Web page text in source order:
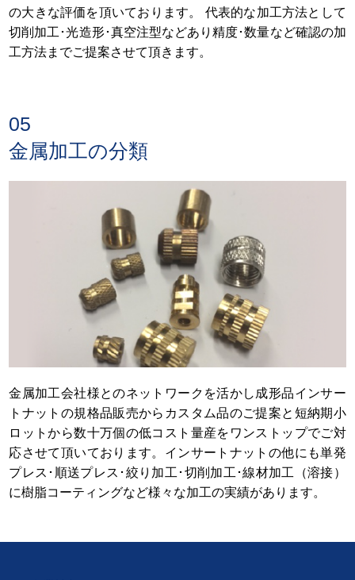
の大きな評価を頂いております。 代表的な加工方法として
切削加工･光造形･真空注型などあり精度･数量など確認の加
工方法までご提案させて頂きます。
05
金属加工の分類
金属加工会社様とのネットワークを活かし成形品インサー
トナットの規格品販売からカスタム品のご提案と短納期小
ロットから数十万個の低コスト量産をワンストップでご対
応させて頂いております。インサートナットの他にも単発
プレス･順送プレス･絞り加工･切削加工･線材加工（溶接）
に樹脂コーティングなど様々な加工の実績があります。